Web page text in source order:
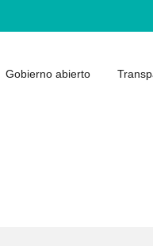
Gobierno abierto